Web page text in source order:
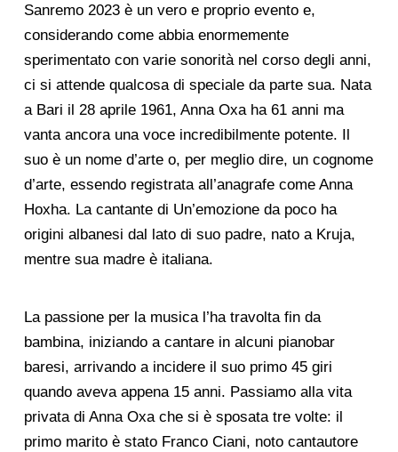
Sanremo 2023 è un vero e proprio evento e,
considerando come abbia enormemente
sperimentato con varie sonorità nel corso degli anni,
ci si attende qualcosa di speciale da parte sua. Nata
a Bari il 28 aprile 1961, Anna Oxa ha 61 anni ma
vanta ancora una voce incredibilmente potente. Il
suo è un nome d’arte o, per meglio dire, un cognome
d’arte, essendo registrata all’anagrafe come Anna
Hoxha. La cantante di Un’emozione da poco ha
origini albanesi dal lato di suo padre, nato a Kruja,
mentre sua madre è italiana.
La passione per la musica l’ha travolta fin da
bambina, iniziando a cantare in alcuni pianobar
baresi, arrivando a incidere il suo primo 45 giri
quando aveva appena 15 anni. Passiamo alla vita
privata di Anna Oxa che si è sposata tre volte: il
primo marito è stato Franco Ciani, noto cantautore